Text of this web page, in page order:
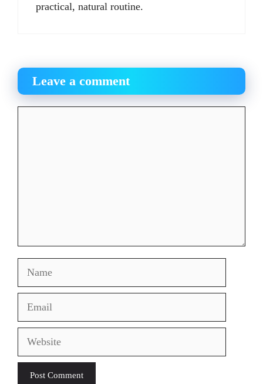
practical, natural routine.
Leave a comment
Name
Email
Website